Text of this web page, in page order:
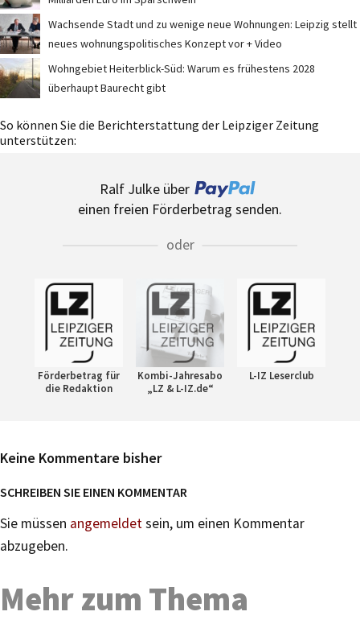
Wachsende Stadt und zu wenige neue Wohnungen: Leipzig stellt
neues wohnungspolitisches Konzept vor + Video
Wohngebiet Heiterblick-Süd: Warum es frühestens 2028
überhaupt Baurecht gibt
So können Sie die Berichterstattung der Leipziger Zeitung
unterstützen:
Ralf Julke über
einen freien Förderbetrag senden.
oder
Förderbetrag für
die Redaktion
Kombi-Jahresabo
„LZ & L-IZ.de“
L-IZ Leserclub
Keine Kommentare bisher
SCHREIBEN SIE EINEN KOMMENTAR
Sie müssen angemeldetsein, um einen Kommentar
abzugeben.
Mehr zum Thema